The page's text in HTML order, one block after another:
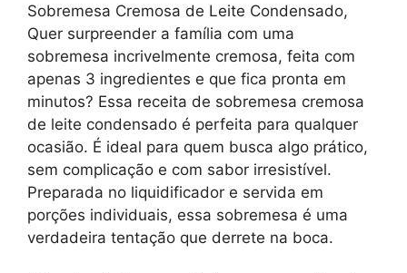
Sobremesa Cremosa de Leite Condensado,
Quer surpreender a família com uma
sobremesa incrivelmente cremosa, feita com
apenas 3 ingredientes e que fica pronta em
minutos? Essa receita de sobremesa cremosa
de leite condensado é perfeita para qualquer
ocasião. É ideal para quem busca algo prático,
sem complicação e com sabor irresistível.
Preparada no liquidificador e servida em
porções individuais, essa sobremesa é uma
verdadeira tentação que derrete na boca.